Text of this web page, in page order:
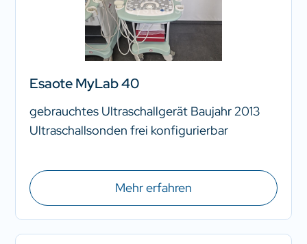
Esaote MyLab 40
gebrauchtes Ultraschallgerät Baujahr 2013
Ultraschallsonden frei konfigurierbar
Mehr erfahren